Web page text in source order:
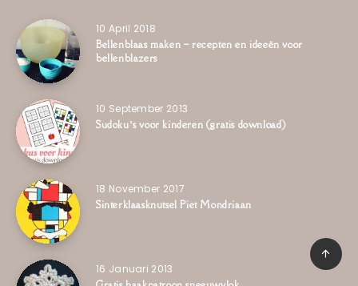
10 April 2018
Bellenblaas maken – recepten en ideeën voor
bellenblazers
10 September 2013
Sudoku’s voor kinderen (gratis download)
18 November 2017
Sinterklaasknutsel Piet Mondriaan
16 Januari 2013